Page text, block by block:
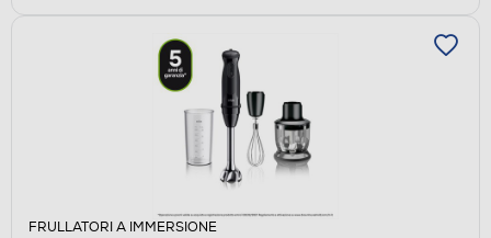
FRULLATORI A IMMERSIONE